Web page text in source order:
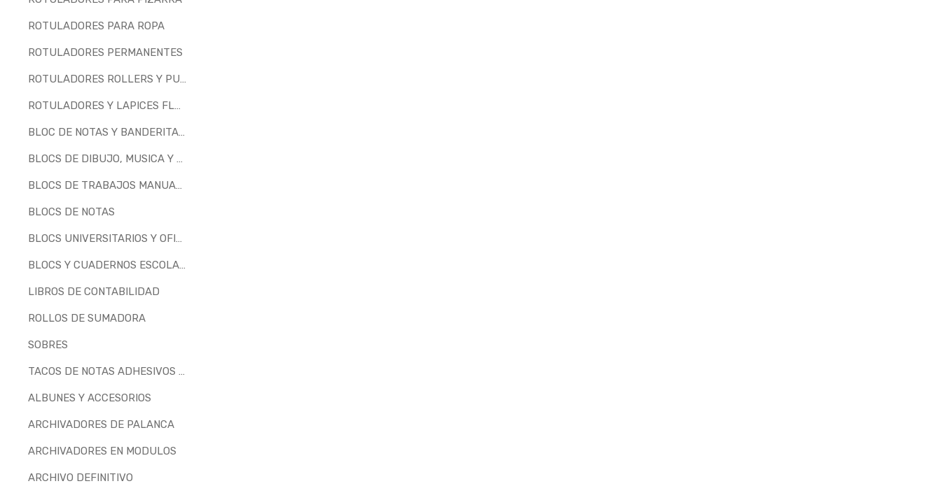
ROTULADORES PARA ROPA
ROTULADORES PERMANENTES
ROTULADORES ROLLERS Y PUNTA DE AGUJA
ROTULADORES Y LAPICES FLUORESCENTES
BLOC DE NOTAS Y BANDERITAS SEPARADORAS
BLOCS DE DIBUJO, MUSICA Y MILIMETRADOS
BLOCS DE TRABAJOS MANUALES
BLOCS DE NOTAS
BLOCS UNIVERSITARIOS Y OFICINA
BLOCS Y CUADERNOS ESCOLARES
LIBROS DE CONTABILIDAD
ROLLOS DE SUMADORA
SOBRES
TACOS DE NOTAS ADHESIVOS Y ENCOLADOS
ALBUNES Y ACCESORIOS
ARCHIVADORES DE PALANCA
ARCHIVADORES EN MODULOS
ARCHIVO DEFINITIVO